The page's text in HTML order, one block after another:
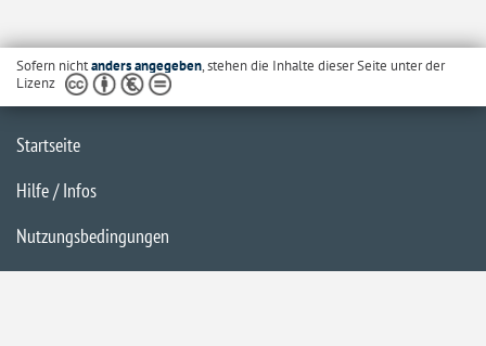
Sofern nichtanders angegeben, stehen die Inhalte dieser Seite unter der
Lizenz
Startseite
Hilfe / Infos
Nutzungsbedingungen